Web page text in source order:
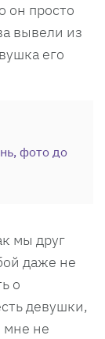
он просто
вывели из
его
фото до
мы друг
даже не
о
девушки,
мне не